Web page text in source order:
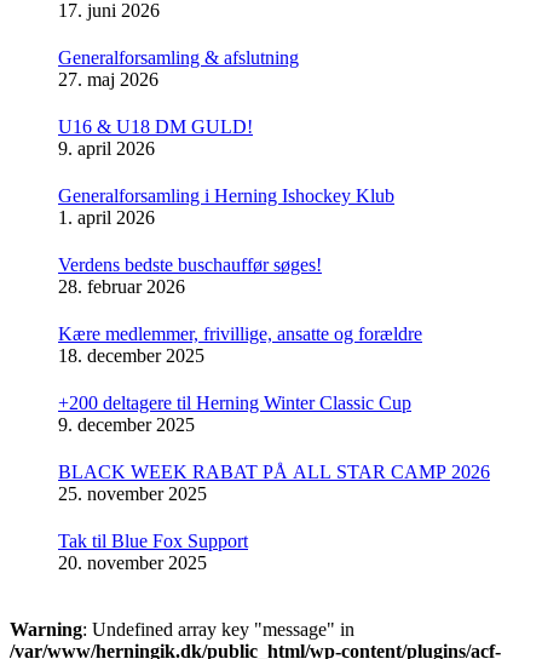
17. juni 2026
Generalforsamling & afslutning
27. maj 2026
U16 & U18 DM GULD!
9. april 2026
Generalforsamling i Herning Ishockey Klub
1. april 2026
Verdens bedste buschauffør søges!
28. februar 2026
Kære medlemmer, frivillige, ansatte og forældre
18. december 2025
+200 deltagere til Herning Winter Classic Cup
9. december 2025
BLACK WEEK RABAT PÅ ALL STAR CAMP 2026
25. november 2025
Tak til Blue Fox Support
20. november 2025
Warning: Undefined array key "message" in
/var/www/herningik.dk/public_html/wp-content/plugins/acf-